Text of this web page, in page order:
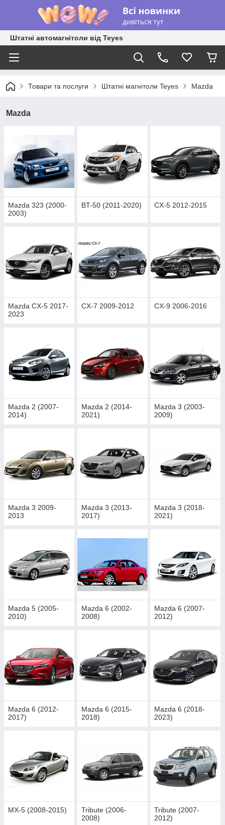
Штатні автомагнітоли від Teyes
Товари та послуги Штатні магнітоли Teyes Mazda
Mazda
Mazda 323 (2000-
2003)
BT-50 (2011-2020) CX-5 2012-2015
Mazda CX-5 2017-
2023
CX-7 2009-2012 CX-9 2006-2016
Mazda 2 (2007-
2014)
Mazda 2 (2014-
2021)
Mazda 3 (2003-
2009)
Mazda 3 2009-
2013
Mazda 3 (2013-
2017)
Mazda 3 (2018-
2021)
Mazda 5 (2005-
2010)
Mazda 6 (2002-
2008)
Mazda 6 (2007-
2012)
Mazda 6 (2012-
2017)
Mazda 6 (2015-
2018)
Mazda 6 (2018-
2023)
MX-5 (2008-2015)
Tribute (2006-
2008)
Tribute (2007-
2012)